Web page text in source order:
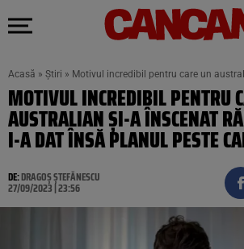
Acasă » Știri » Motivul incredibil pentru care un
MOTIVUL INCREDIBIL PENTRU
AUSTRALIAN ȘI-A ÎNSCENAT
I-A DAT ÎNSĂ PLANUL PESTE
DE:DRAGOȘ ȘTEFĂNESCU
27/09/2023 | 23:56